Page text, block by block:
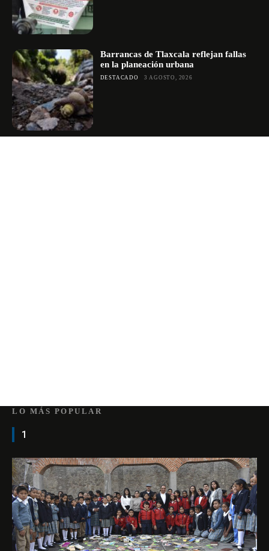
Barrancas de Tlaxcala reflejan fallas
en la planeación urbana
DESTACADO 3 AGOSTO, 2026
LO MÁS POPULAR
1